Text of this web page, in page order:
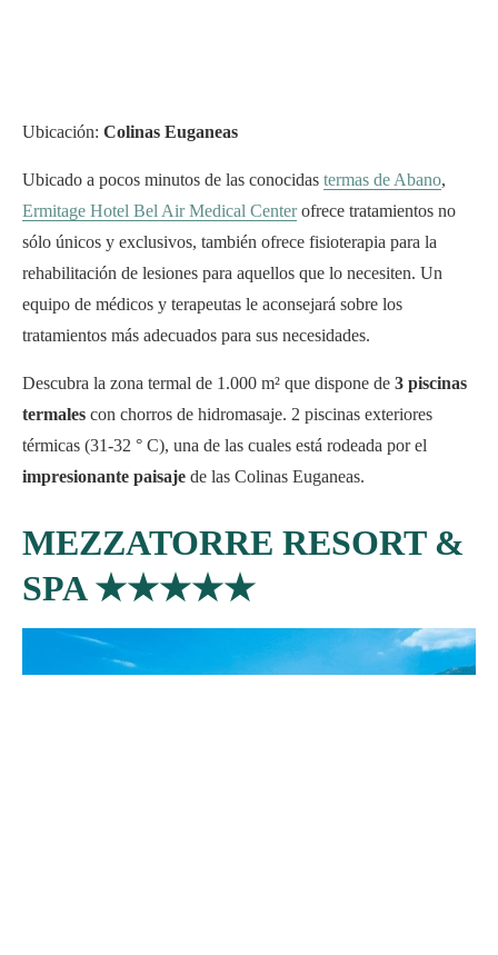
Ubicación: Colinas Euganeas
Ubicado a pocos minutos de las conocidas termas de Abano,
Ermitage Hotel Bel Air Medical Centerofrece tratamientos no
sólo únicos y exclusivos, también ofrece fisioterapia para la
rehabilitación de lesiones para aquellos que lo necesiten. Un
equipo de médicos y terapeutas le aconsejará sobre los
tratamientos más adecuados para sus necesidades.
Descubra la zona termal de 1.000 m² que dispone de 3 piscinas
termales con chorros de hidromasaje. 2 piscinas exteriores
térmicas (31-32 ° C), una de las cuales está rodeada por el
impresionante paisaje de las Colinas Euganeas.
MEZZATORRE RESORT &
SPA★★★★★